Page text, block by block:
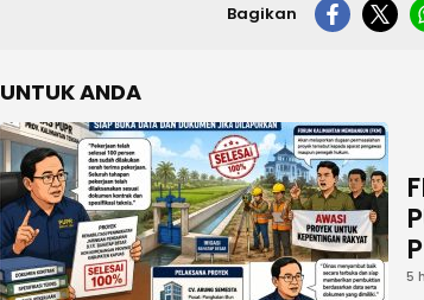
Bagikan
UNTUK ANDA
5